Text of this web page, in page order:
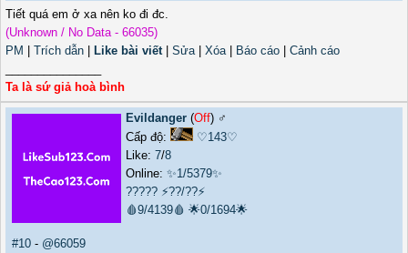
Tiết quá em ở xa nên ko đi đc.
(Unknown / No Data - 66035)
PM
Trích dẫn Like bài viết| Sửa| Xóa| Báo cáo
Cảnh cáo
Ta là sứ giả hoà bình
Evildanger (Off) ♂️
Cấp độ:
♡143♡
Like: 7/8
Online: ✨1/5379✨
????? ⚡??/??⚡
🩸9/4139🩸 🌟0/1694🌟
#10 - @66059